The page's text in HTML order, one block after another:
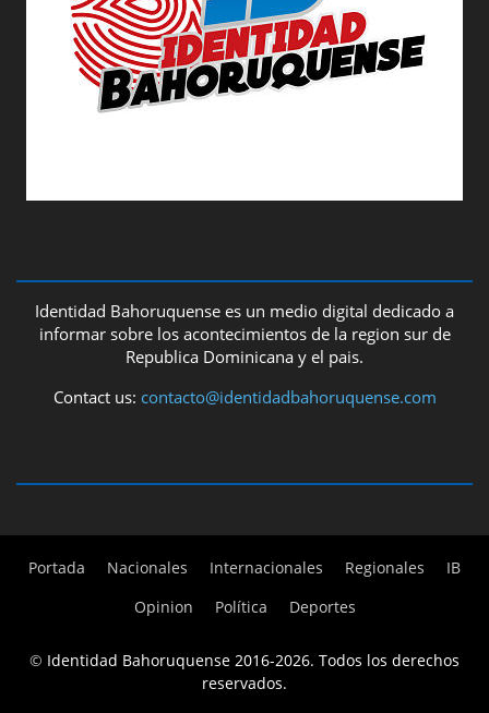
Identidad Bahoruquense es un medio digital dedicado a
informar sobre los acontecimientos de la region sur de
Republica Dominicana y el pais.
Contact us: contacto@identidadbahoruquense.com
Portada Nacionales Internacionales Regionales
IB
Opinion
Política Deportes
© Identidad Bahoruquense 2016-2026. Todos los derechos
reservados.